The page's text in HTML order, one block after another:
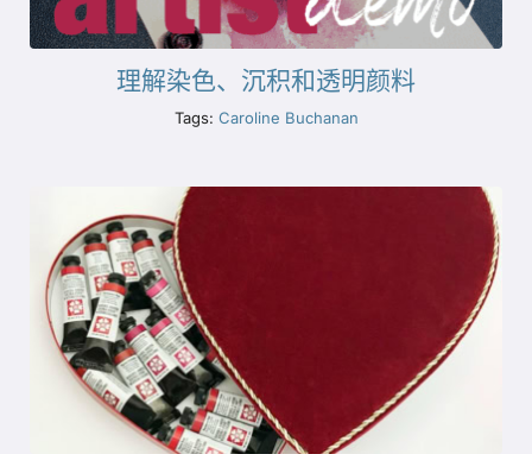
理解染色、沉积和透明颜料
Tags: Caroline Buchanan